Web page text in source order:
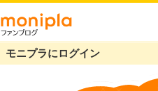
モニプラにログイン